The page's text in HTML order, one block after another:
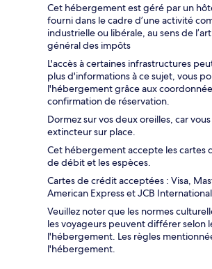
Cet hébergement est géré par un
fourni dans le cadre d’une activité
industrielle ou libérale, au sens de
général des impôts
L'accès à certaines infrastructures
plus d'informations à ce sujet, vous
l'hébergement grâce aux
confirmation de réservation.
Dormez sur vos deux oreilles, car
extincteur sur place.
Cet hébergement accepte les cartes
de débit et les espèces.
Cartes de crédit acceptées : Visa,
American Express et JCB
Veuillez noter que les normes
les voyageurs peuvent différer selon
l'hébergement. Les règles
l'hébergement.